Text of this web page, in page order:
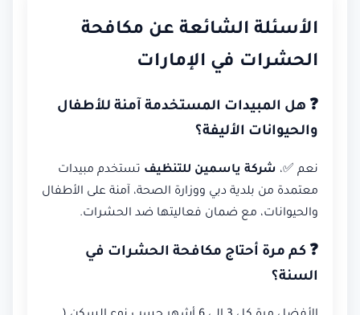
الأسئلة الشائعة عن مكافحة
الحشرات في الإمارات
❓ هل المبيدات المستخدمة آمنة للأطفال
والحيوانات الأليفة؟
نعم ✅، شركة ياسمين للتنظيف تستخدم مبيدات
معتمدة من بلدية دبي ووزارة الصحة، آمنة على الأطفال
والحيوانات، مع ضمان فعاليتها ضد الحشرات.
❓ كم مرة أحتاج مكافحة الحشرات في
السنة؟